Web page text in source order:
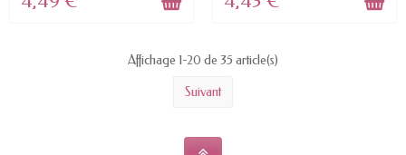
Affichage 1-20 de 35 article(s)
Suivant